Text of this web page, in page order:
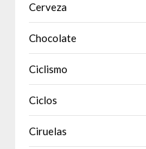
Cerveza
Chocolate
Ciclismo
Ciclos
Ciruelas